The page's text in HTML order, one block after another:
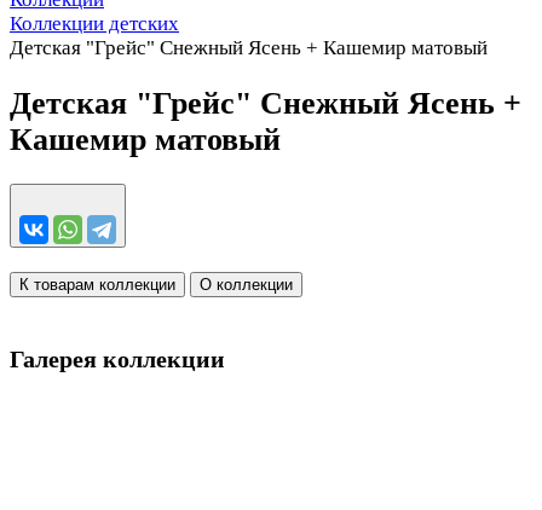
Коллекции детских
Детская "Грейс" Снежный Ясень + Кашемир матовый
Детская "Грейс" Снежный Ясень +
Кашемир матовый
К товарам коллекции О коллекции
Галерея коллекции